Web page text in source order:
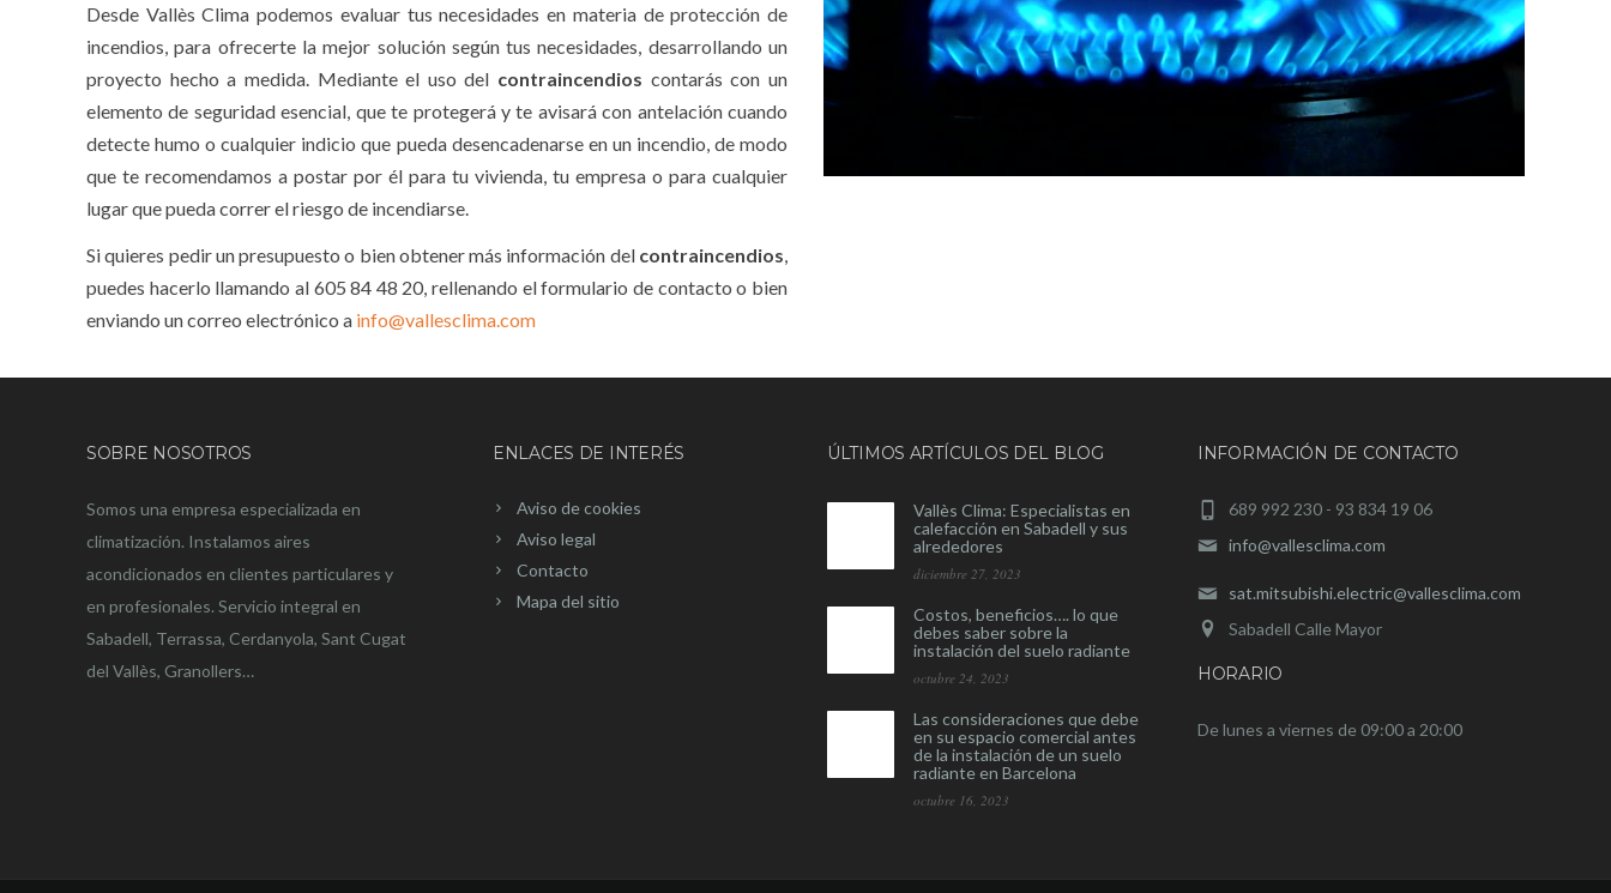
Desde Vallès Clima podemos evaluar tus necesidades en materia de protección de
incendios, para ofrecerte la mejor solución según tus necesidades, desarrollando un
proyecto hecho a medida. Mediante el uso del contraincendios contarás con un
elemento de seguridad esencial, que te protegerá y te avisará con antelación cuando
detecte humo o cualquier indicio que pueda desencadenarse en un incendio, de modo
que te recomendamos a postar por él para tu vivienda, tu empresa o para cualquier
lugar que pueda correr el riesgo de incendiarse.
Si quieres pedir un presupuesto o bien obtener más información del contraincendios
puedes hacerlo llamando al 605 84 48 20, rellenando el formulario de contacto o bien
enviando un correo electrónico a info@vallesclima.com
SOBRE NOSOTROS
Somos una empresa especializada en
climatización. Instalamos aires
acondicionados en clientes particulares y
en profesionales. Servicio integral en
Sabadell, Terrassa, Cerdanyola, Sant Cugat
del Vallès, Granollers…
ENLACES DE INTERÉS
Aviso de cookies
Aviso legal
Contacto
Mapa del sitio
ÚLTIMOS ARTÍCULOS DEL BLOG
Vallès Clima: Especialistas en
calefacción en Sabadell y sus
alrededores
diciembre 27, 2023
Costos, beneficios…. lo que
debes saber sobre la
instalación del suelo radiante
octubre 24, 2023
Las consideraciones que debe
en su espacio comercial antes
de la instalación de un suelo
radiante en Barcelona
octubre 16, 2023
INFORMACIÓN DE CONTACTO
689 992 230 - 93 834 19 06
info@vallesclima.com
sat.mitsubishi.electric@vallesclima.com
Sabadell Calle Mayor
HORARIO
De lunes a viernes de 09:00 a 20:00